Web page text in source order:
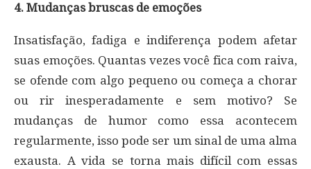
4. Mudanças bruscas de emoções
Insatisfação, fadiga e indiferença podem afetar
suas emoções. Quantas vezes você fica com raiva,
se ofende com algo pequeno ou começa a chorar
ou rir inesperadamente e sem motivo? Se
mudanças de humor como essa acontecem
regularmente, isso pode ser um sinal de uma alma
exausta. A vida se torna mais difícil com essas